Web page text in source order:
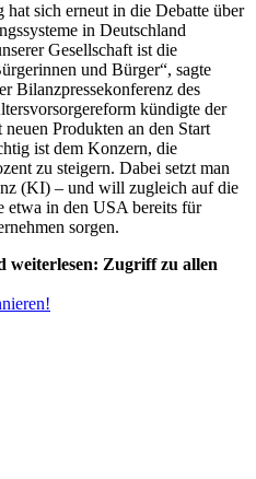
sich erneut in die Debatte über
in Deutschland
Gesellschaft ist die
und Bürger“, sagte
Bilanzpressekonferenz des
kündigte der
Produkten an den Start
ist dem Konzern, die
zu steigern. Dabei setzt man
(KI) – und will zugleich auf die
etwa in den USA bereits für
sorgen.
weiterlesen: Zugriff zu allen